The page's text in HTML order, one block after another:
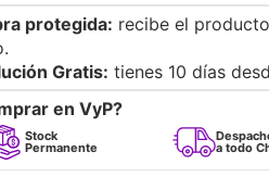
protegida: recibe el
Gratis: tienes 10 días
en VyP?
Despacho
a todo Chile